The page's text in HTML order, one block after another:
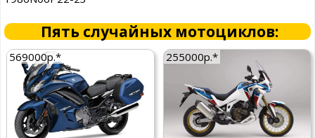
Пять случайных мотоциклов:
569000р.* 255000р.*